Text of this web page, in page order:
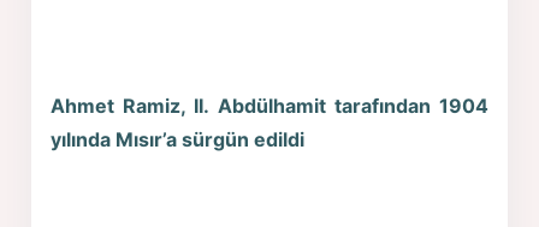
Ahmet Ramiz, II. Abdülhamit tarafından 1904
yılında Mısır’a sürgün edildi